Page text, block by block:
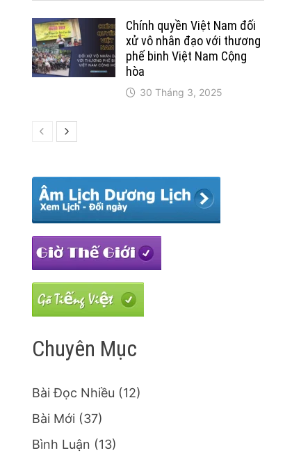
Chính quyền Việt Nam đối
xử vô nhân đạo với thương
phế binh Việt Nam Cộng
hòa
30 Tháng 3, 2025
Chuyên Mục
Bài Đọc Nhiều (12)
Bài Mới (37)
Bình Luận (13)